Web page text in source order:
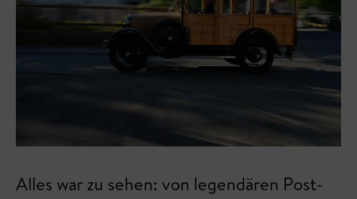
Alles war zu sehen: von legendären Post-